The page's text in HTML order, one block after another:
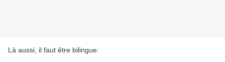
Là aussi, il faut être bilingue: